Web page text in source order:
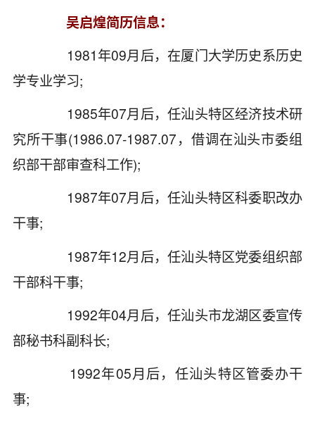
吴启煌简历信息：
1981年09月后，在厦门大学历史系历史
学专业学习;
1985年07月后，任汕头特区经济技术研
究所干事(1986.07-1987.07，借调在汕头市委组
织部干部审查科工作);
1987年07月后，任汕头特区科委职改办
干事;
1987年12月后，任汕头特区党委组织部
干部科干事;
1992年04月后，任汕头市龙湖区委宣传
部秘书科副科长;
1992年05月后，任汕头特区管委办干
事;